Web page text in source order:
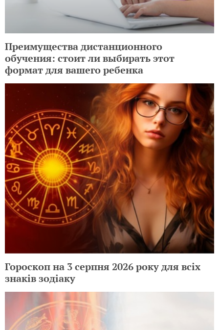
Преимущества дистанционного
обучения: стоит ли выбирать этот
формат для вашего ребенка
Гороскоп на 3 серпня 2026 року для всіх
знаків зодіаку